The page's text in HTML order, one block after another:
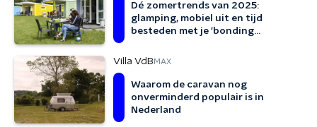
Dé zomertrends van 2025:
glamping, mobiel uit en tijd
besteden met je ‘bonding
Villa VdB MAX
Waarom de caravan nog
onverminderd populair is in
Nederland